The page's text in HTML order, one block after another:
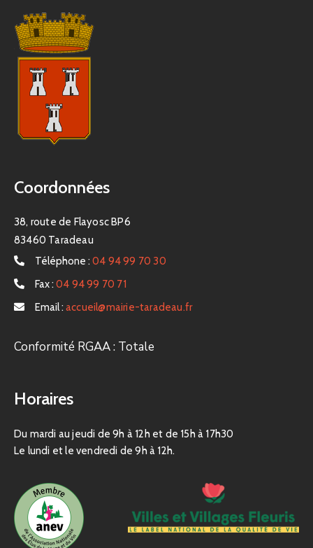
Coordonnées
38, route de Flayosc BP6
83460 Taradeau
Téléphone : 04 94 99 70 30
Fax : 04 94 99 70 71
Email : accueil@mairie-taradeau.fr
Conformité RGAA : Totale
Horaires
Du mardi au jeudi de 9h à 12h et de 15h à 17h30
Le lundi et le vendredi de 9h à 12h.